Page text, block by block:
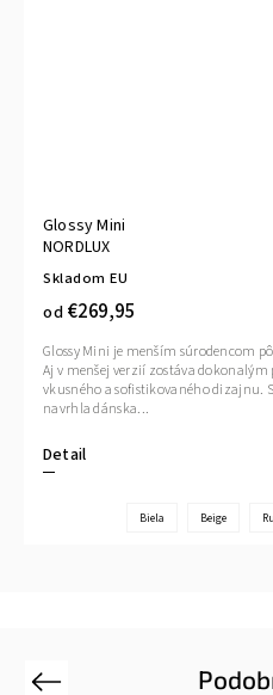
Glossy Mini
NORDLUX
Skladom EU
od €269,95
Detail
Glossy Mini je menším súrodencom
Aj v menšej verzií zostáva
vkusného a sofistikovaného dizajnu.
navrhla dánska...
Biela Beige
Previous